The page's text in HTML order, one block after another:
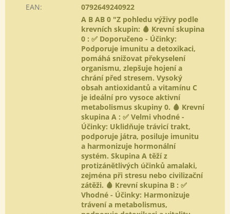
EAN: 0792649240922
A B AB 0 "Z pohledu výživy podle
krevních skupin: 🩸 Krevní skupina
0 : ✅ Doporučeno - Účinky:
Podporuje imunitu a detoxikaci,
pomáhá snižovat překyselení
organismu, zlepšuje hojení a
chrání před stresem. Vysoký
obsah antioxidantů a vitamínu C
je ideální pro vysoce aktivní
metabolismus skupiny 0. 🩸 Krevní
skupina A : ✅ Velmi vhodné -
Účinky: Uklidňuje trávicí trakt,
podporuje játra, posiluje imunitu
a harmonizuje hormonální
systém. Skupina A těží z
protizánětlivých účinků amalaki,
zejména při stresu nebo civilizační
zátěži. 🩸 Krevní skupina B : ✅
Vhodné - Účinky: Harmonizuje
trávení a metabolismus,